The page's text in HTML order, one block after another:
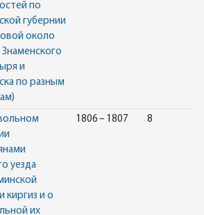
по
губернии
около
и
по разным
уезда
киргиз и о
их
1806 – 1807 8